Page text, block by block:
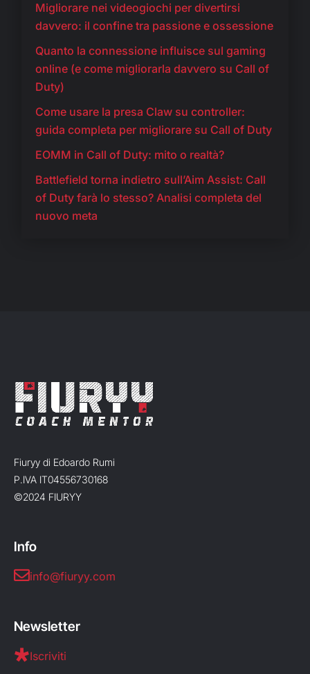
Migliorare nei videogiochi per divertirsi
davvero: il confine tra passione e ossessione
Quanto la connessione influisce sul gaming
online (e come migliorarla davvero su Call of
Duty)
Come usare la presa Claw su controller:
guida completa per migliorare su Call of Duty
EOMM in Call of Duty: mito o realtà?
Battlefield torna indietro sull’Aim Assist: Call
of Duty farà lo stesso? Analisi completa del
nuovo meta
Fiuryy di Edoardo Rumi
P.IVA IT04556730168
©2024 FIURYY
Info
info@fiuryy.com
Newsletter
Iscriviti